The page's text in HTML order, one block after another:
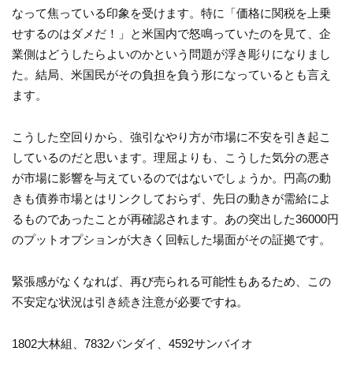
なって焦っている印象を受けます。特に「価格に関税を上乗
せするのはダメだ！」と米国内で怒鳴っていたのを見て、企
業側はどうしたらよいのかという問題が浮き彫りになりまし
た。結局、米国民がその負担を負う形になっているとも言え
ます。
こうした空回りから、強引なやり方が市場に不安を引き起こ
しているのだと思います。理屈よりも、こうした気分の悪さ
が市場に影響を与えているのではないでしょうか。円高の動
きも債券市場とはリンクしておらず、先日の動きが需給によ
るものであったことが再確認されます。あの突出した36000円
のプットオプションが大きく回転した場面がその証拠です。
緊張感がなくなれば、再び売られる可能性もあるため、この
不安定な状況は引き続き注意が必要ですね。
1802大林組、7832バンダイ、4592サンバイオ